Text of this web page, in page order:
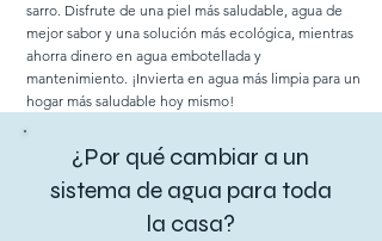
sarro. Disfrute de una piel más saludable, agua de
mejor sabor y una solución más ecológica, mientras
ahorra dinero en agua embotellada y
mantenimiento. ¡Invierta en agua más limpia para un
hogar más saludable hoy mismo!
¿Por qué cambiar a un
sistema de agua para toda
la casa?